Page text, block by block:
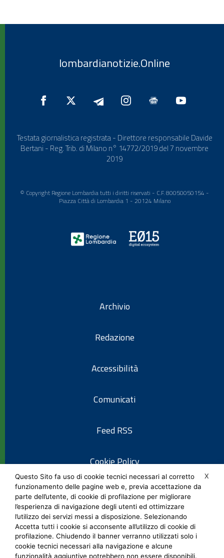
lombardianotizie.Online
Testata giornalistica registrata - Direttore responsabile Davide
Bertani - Reg. Trib. di Milano n° 14772/2019 del 7 novembre
2019
© Copyright Regione Lombardia tutti i diritti riservati - C.F. 80050050154 -
Piazza Città di Lombardia 1 - 20124 Milano
Archivio
Redazione
Accessibilità
Comunicati
Feed RSS
Cookie Policy
Informativa privacy
Note legali
Social Media Policy
X
Questo Sito fa uso di cookie tecnici necessari al corretto
funzionamento delle pagine web e, previa accettazione da
parte dell’utente, di cookie di profilazione per migliorare
l’esperienza di navigazione degli utenti ed ottimizzare
l’utilizzo dei servizi messi a disposizione. Selezionando
Accetta tutti i cookie si acconsente all’utilizzo di cookie di
profilazione. Chiudendo il banner verranno utilizzati solo i
cookie tecnici necessari alla navigazione e alcune
funzionalità aggiuntive potrebbero non essere disponibili.